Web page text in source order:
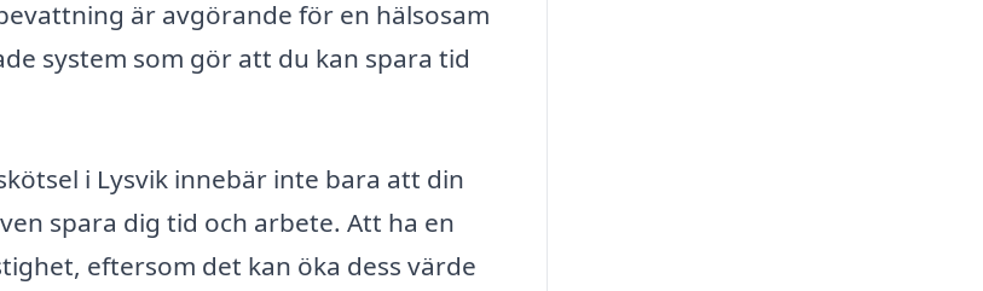
är avgörande för en hälsosam
system som gör att du kan spara tid
i Lysvik innebär inte bara att din
spara dig tid och arbete. Att ha en
eftersom det kan öka dess värde